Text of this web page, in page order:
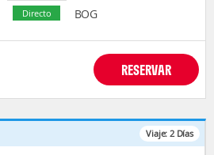
Directo
BOG
RESERVAR
Viaje: 2 Días